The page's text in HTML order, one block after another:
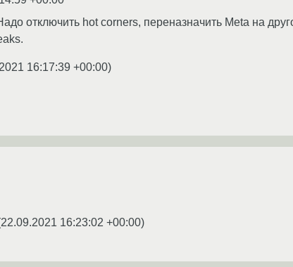
отключить hot corners, переназначить Meta на
16:17:39 +00:00)
22.09.2021 16:23:02 +00:00)